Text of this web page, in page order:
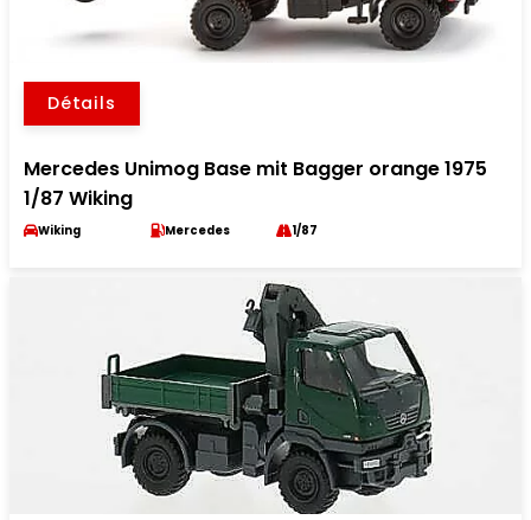
Détails
Mercedes Unimog Base mit Bagger orange 1975
1/87 Wiking
Wiking Mercedes 1/87